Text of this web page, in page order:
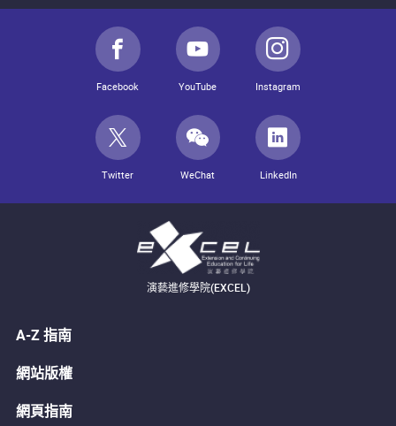
Facebook YouTube Instagram
Twitter WeChat LinkedIn
演藝進修學院(EXCEL)
A-Z 指南
網站版權
網頁指南